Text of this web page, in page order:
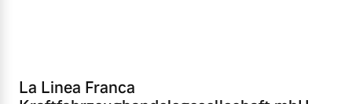
La Linea Franca